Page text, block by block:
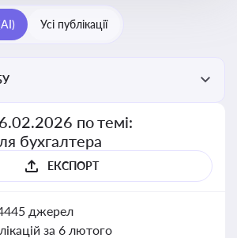
Усі публікації
по темі:
бухгалтера
ЕКСПОРТ
джерел
за 6 лютого